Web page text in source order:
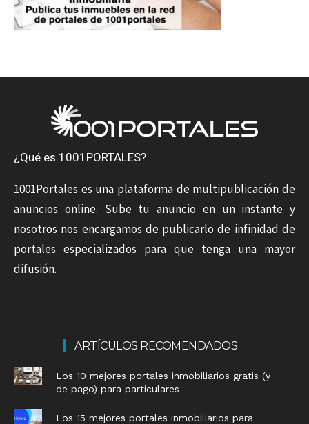
¿Qué es 1001PORTALES?
1001Portales es una plataforma de multipublicación de
anuncios online. Sube tu anuncio en un instante y
nosotros nos encargamos de publicarlo de infinidad de
portales especializados para que tenga una mayor
difusión.
ARTÍCULOS RECOMENDADOS
Los 10 mejores portales inmobiliarios gratis (y
de pago) para particulares
Los 15 mejores portales inmobiliarios para